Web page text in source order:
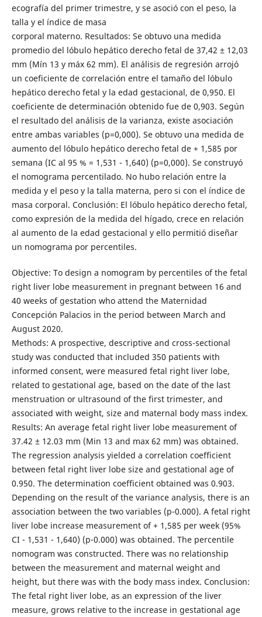
ecografía del primer trimestre, y se asoció con el peso, la
talla y el índice de masa
corporal materno. Resultados: Se obtuvo una medida
promedio del lóbulo hepático derecho fetal de 37,42 ± 12,03
mm (Mín 13 y máx 62 mm). El análisis de regresión arrojó
un coeficiente de correlación entre el tamaño del lóbulo
hepático derecho fetal y la edad gestacional, de 0,950. El
coeficiente de determinación obtenido fue de 0,903. Según
el resultado del análisis de la varianza, existe asociación
entre ambas variables (p=0,000). Se obtuvo una medida de
aumento del lóbulo hepático derecho fetal de + 1,585 por
semana (IC al 95 % = 1,531 - 1,640) (p=0,000). Se construyó
el nomograma percentilado. No hubo relación entre la
medida y el peso y la talla materna, pero si con el índice de
masa corporal. Conclusión: El lóbulo hepático derecho fetal,
como expresión de la medida del hígado, crece en relación
al aumento de la edad gestacional y ello permitió diseñar
un nomograma por percentiles.
Objective: To design a nomogram by percentiles of the fetal
right liver lobe measurement in pregnant between 16 and
40 weeks of gestation who attend the Maternidad
Concepción Palacios in the period between March and
August 2020.
Methods: A prospective, descriptive and cross-sectional
study was conducted that included 350 patients with
informed consent, were measured fetal right liver lobe,
related to gestational age, based on the date of the last
menstruation or ultrasound of the first trimester, and
associated with weight, size and maternal body mass index.
Results: An average fetal right liver lobe measurement of
37.42 ± 12.03 mm (Min 13 and max 62 mm) was obtained.
The regression analysis yielded a correlation coefficient
between fetal right liver lobe size and gestational age of
0.950. The determination coefficient obtained was 0.903.
Depending on the result of the variance analysis, there is an
association between the two variables (p-0.000). A fetal right
liver lobe increase measurement of + 1,585 per week (95%
CI - 1,531 - 1,640) (p-0.000) was obtained. The percentile
nomogram was constructed. There was no relationship
between the measurement and maternal weight and
height, but there was with the body mass index. Conclusion:
The fetal right liver lobe, as an expression of the liver
measure, grows relative to the increase in gestational age